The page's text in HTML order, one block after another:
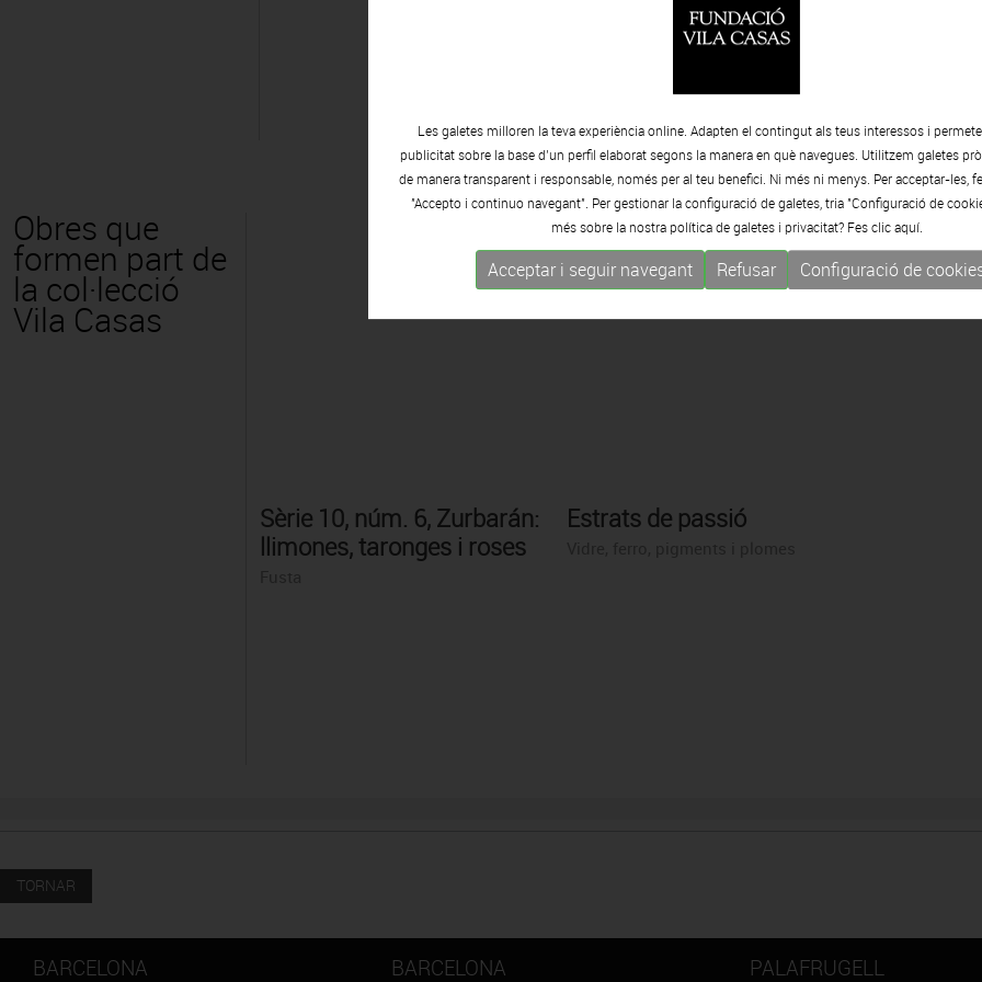
Obres que
formen part de
la col·lecció
Vila Casas
Sèrie 10, núm. 6, Zurbarán:
llimones, taronges i roses
Estrats de passió
TORNAR
BARCELONA BARCELONA PALAFRUGELL
Les galetes milloren la teva experiència online. Adapten el contingut als teus interessos i
publicitat sobre la base d’un perfil elaborat segons la manera en què navegues. Utilitzem galetes
de manera transparent i responsable, només per al teu benefici. Ni més ni menys. Per acceptar-les,
"Accepto i continuo navegant". Per gestionar la configuració de galetes, tria "Configuració de
més sobre la nostra política de galetes i privacitat? Fes clicaquí.
Acceptar i seguir navegant Refusar Configuració de